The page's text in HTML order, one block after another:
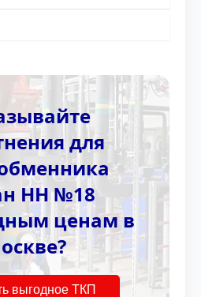
для
НН №18
ценам в
выгодное ТКП